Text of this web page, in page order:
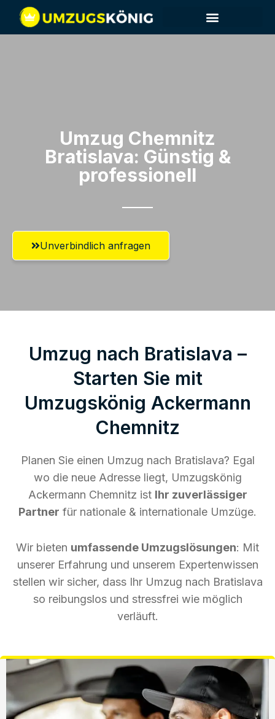
Umzug Chemnitz​
Bratislava: Günstig &
professionell​
Unverbindlich anfragen
Umzug nach Bratislava –
Starten Sie mit
Umzugskönig Ackermann
Chemnitz
Planen Sie einen Umzug nach Bratislava? Egal
wo die neue Adresse liegt, Umzugskönig
Ackermann Chemnitz ist Ihr zuverlässiger
Partner für nationale & internationale Umzüge.
Wir bieten umfassende Umzugslösungen: Mit
unserer Erfahrung und unserem Expertenwissen
stellen wir sicher, dass Ihr Umzug nach Bratislava
so reibungslos und stressfrei wie möglich
verläuft.